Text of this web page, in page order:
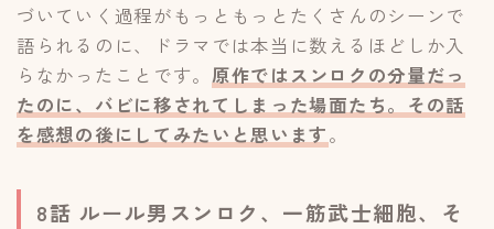
づいていく過程がもっともっとたくさんのシーンで
語られるのに、ドラマでは本当に数えるほどしか入
らなかったことです。 原作ではスンロクの分量だっ
たのに、バビに移されてしまった場面たち。その話
を感想の後にしてみたいと思います。
8話 ルール男スンロク、一筋武士細胞、そ